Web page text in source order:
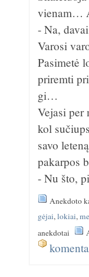
vienam…
- Na,
Varosi
Pasimetė
priremti
gi…
Vejasi per
kol
savo
pakarpos
- Nu što,
Anekdoto
gėjai,lokiai,
anekdotai